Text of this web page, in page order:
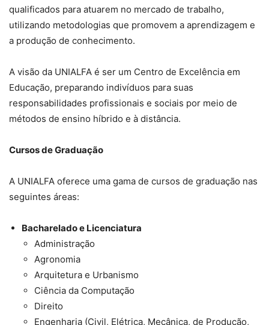
qualificados para atuarem no mercado de trabalho,
utilizando metodologias que promovem a aprendizagem e
a produção de conhecimento.
A visão da UNIALFA é ser um Centro de Excelência em
Educação, preparando indivíduos para suas
responsabilidades profissionais e sociais por meio de
métodos de ensino híbrido e à distância.
Cursos de Graduação
A UNIALFA oferece uma gama de cursos de graduação nas
seguintes áreas:
Bacharelado e Licenciatura
Administração
Agronomia
Arquitetura e Urbanismo
Ciência da Computação
Direito
Engenharia (Civil, Elétrica, Mecânica, de Produção,